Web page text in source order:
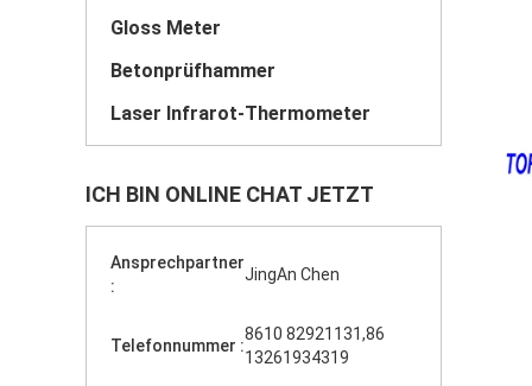
Gloss Meter
Betonprüfhammer
Laser Infrarot-Thermometer
ICH BIN ONLINE CHAT JETZT
Ansprechpartner
:
JingAn Chen
Telefonnummer :
8610 82921131,86
13261934319